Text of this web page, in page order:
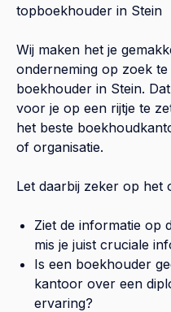
topboekhouder in Stein
Wij maken het je
onderneming op zoek
boekhouder in Stein.
voor je op een rijtje te
het beste
of organisatie.
Let daarbij zeker op het
Ziet de informatie op
mis je juist cruciale
Is een boekhouder
kantoor over een
ervaring?